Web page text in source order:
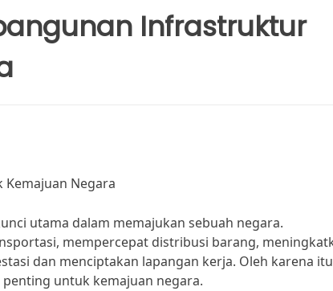
Infrastruktur
Negara
utama dalam memajukan sebuah negara.
mempercepat distribusi barang,
dan menciptakan lapangan kerja. Oleh karena
untuk kemajuan negara.